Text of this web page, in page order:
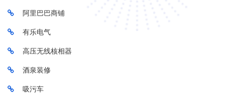
阿里巴巴商铺
有乐电气
高压无线核相器
酒泉装修
吸污车